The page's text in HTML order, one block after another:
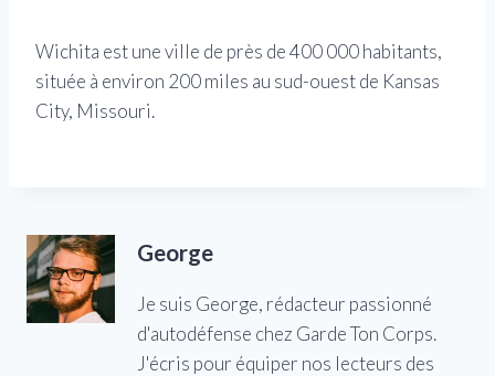
Wichita est une ville de près de 400 000 habitants,
située à environ 200 miles au sud-ouest de Kansas
City, Missouri.
George
Je suis George, rédacteur passionné
d'autodéfense chez Garde Ton Corps.
J'écris pour équiper nos lecteurs des